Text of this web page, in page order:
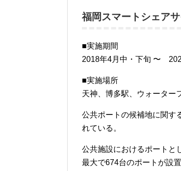
福岡スマートシェア
■実施期間
2018年4月中・下旬 〜
■実施場所
天神、博多駅、ウォーター
公共ポートの候補地に関す
れている。
公共施設におけるポートと
最大で674台のポートが設置